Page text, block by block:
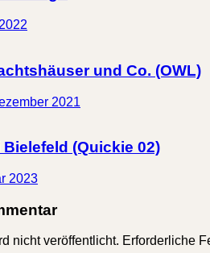
und Co. (OWL)
2021
(Quickie 02)
2023
nicht veröffentlicht. Erforderliche